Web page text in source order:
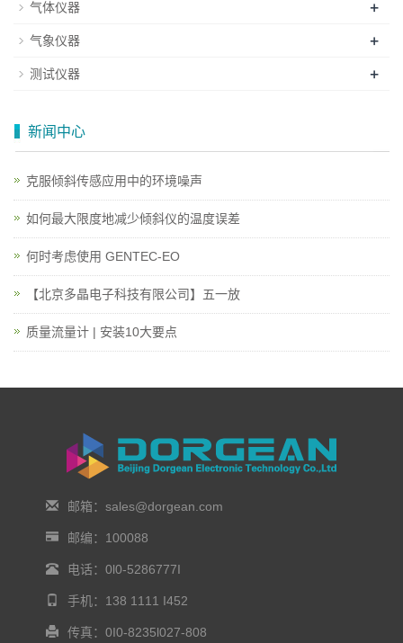
气体仪器 +
气象仪器 +
测试仪器 +
新闻中心
克服倾斜传感应用中的环境噪声
如何最大限度地减少倾斜仪的温度误差
何时考虑使用 GENTEC-EO
【北京多晶电子科技有限公司】五一放
质量流量计 | 安装10大要点
邮箱：sales@dorgean.com
邮编：100088
电话：0l0-5286777I
手机：138 1111 I452
传真：0I0-8235l027-808